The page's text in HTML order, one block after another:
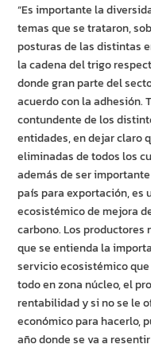
“Es importante la
temas que se trataron,
posturas de las distintas
la cadena del trigo
donde gran parte del
acuerdo con la adhesión.
contundente de los
entidades, en dejar claro
eliminadas de todos los
además de ser
país para exportación, es
ecosistémico de mejora
carbono. Los
que se entienda la
servicio ecosistémico
todo en zona núcleo, el
rentabilidad y si no se le
económico para hacerlo,
año donde se va a